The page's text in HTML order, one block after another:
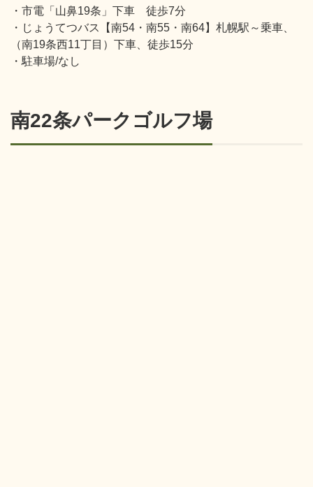
・市電「山鼻19条」下車 徒歩7分
・じょうてつバス【南54・南55・南64】札幌駅～乗車、
（南19条西11丁目）下車、徒歩15分
・駐車場/なし
南22条パークゴルフ場